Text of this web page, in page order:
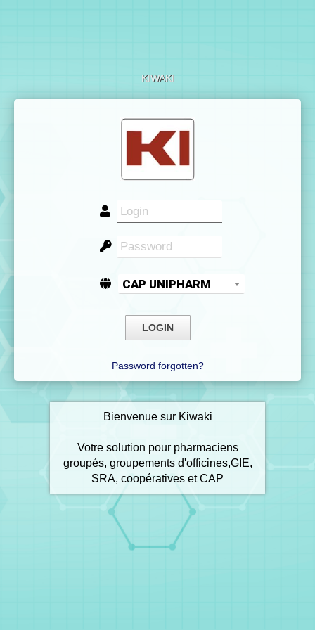
KIWAKI
CAP UNIPHARM
Password forgotten?
Bienvenue sur Kiwaki
Votre solution pour pharmaciens
groupés, groupements d'officines,GIE,
SRA, coopératives et CAP